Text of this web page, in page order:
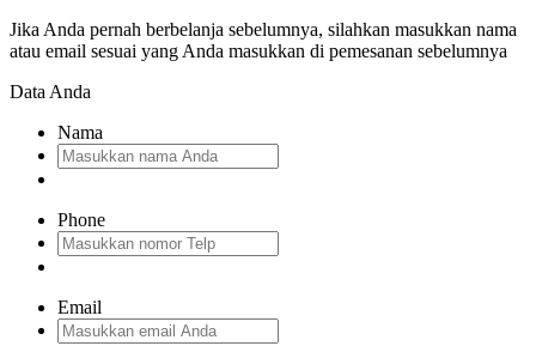
Jika Anda pernah berbelanja sebelumnya, silahkan masukkan nama
atau email sesuai yang Anda masukkan di pemesanan sebelumnya
Data Anda
Nama
Phone
Email